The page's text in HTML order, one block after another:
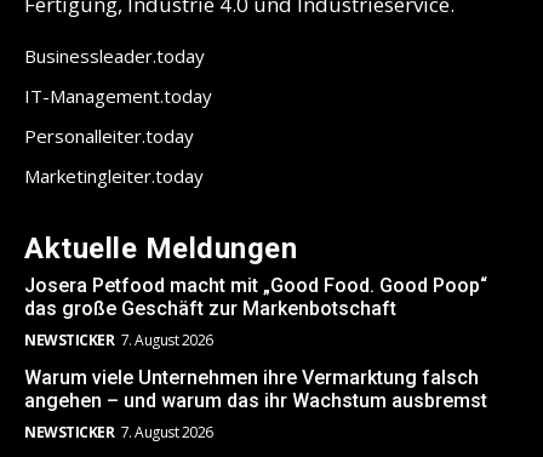
Businessleader.today
IT-Management.today
Personalleiter.today
Marketingleiter.today
Aktuelle Meldungen
Josera Petfood macht mit „Good Food. Good Poop“
das große Geschäft zur Markenbotschaft
NEWSTICKER 7. August 2026
Warum viele Unternehmen ihre Vermarktung falsch
angehen – und warum das ihr Wachstum ausbremst
NEWSTICKER 7. August 2026